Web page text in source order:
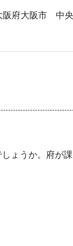
府大阪市 中央
ょうか。府が